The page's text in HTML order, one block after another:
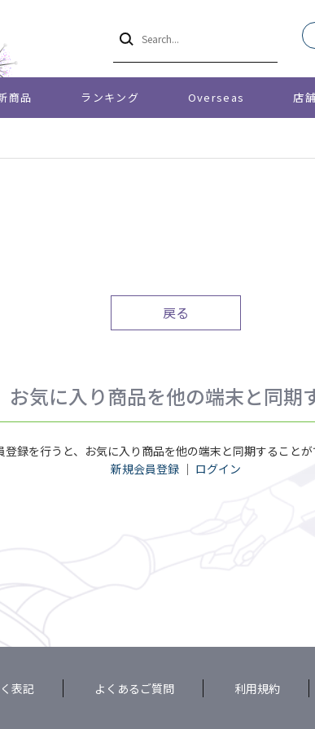
商品 ランキング Overseas 店
戻る
お気に入り商品を他の端末と同期
登録を行うと、お気に入り商品を他の端末と同期することが
新規会員登録 ｜ ログイン
表記 よくあるご質問 利用規約